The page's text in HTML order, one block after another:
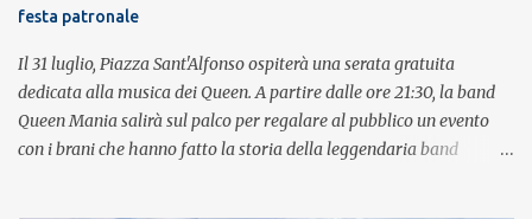
festa patronale
Il 31 luglio, Piazza Sant'Alfonso ospiterà una serata gratuita
dedicata alla musica dei Queen. A partire dalle ore 21:30, la band
Queen Mania salirà sul palco per regalare al pubblico un evento
con i brani che hanno fatto la storia della leggendaria band